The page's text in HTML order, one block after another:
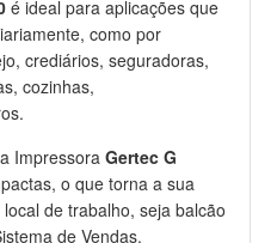
é ideal para aplicações que
como por
crediários, seguradoras,
cozinhas,
Impressora Gertec G
o que torna a sua
de trabalho, seja balcão
de Vendas.